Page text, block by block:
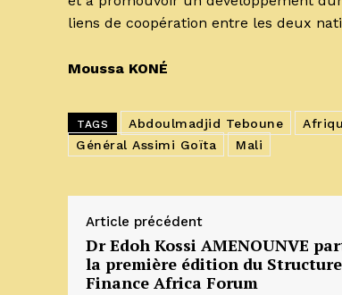
liens de coopération entre les deux
Moussa KONÉ
TAGS Abdoulmadjid Teboune
Général Assimi Goïta
Mali
Article précédent
Dr Edoh Kossi AMENOUNVE
la première édition du
Finance Africa Forum